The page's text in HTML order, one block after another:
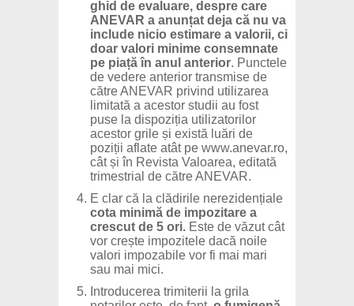
ghid de evaluare, despre care
ANEVAR a anunțat deja că nu va
include nicio estimare a valorii, ci
doar valori minime consemnate
pe piață în anul anterior. Punctele
de vedere anterior transmise de
către ANEVAR privind utilizarea
limitată a acestor studii au fost
puse la dispoziția utilizatorilor
acestor grile și există luări de
poziții aflate atât pe www.anevar.ro,
cât și în Revista Valoarea, editată
trimestrial de către ANEVAR.
E clar că la clădirile nerezidențiale
cota minimă de impozitare a
crescut de 5 ori. Este de văzut cât
vor crește impozitele dacă noile
valori impozabile vor fi mai mari
sau mai mici.
Introducerea trimiterii la grila